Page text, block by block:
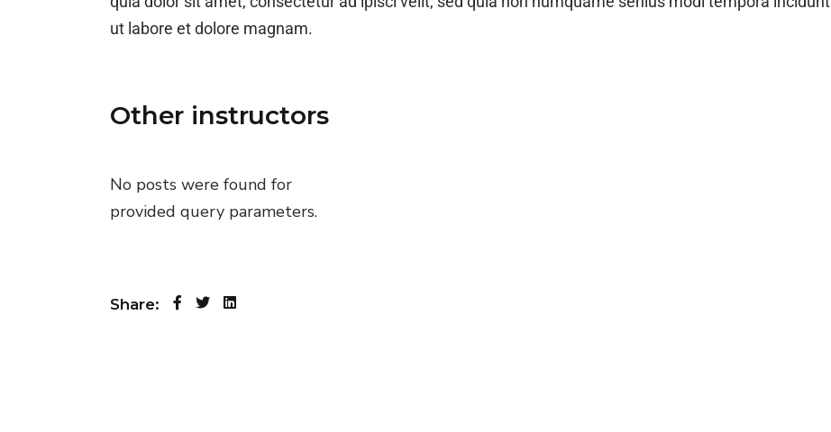
ut labore et dolore magnam.
Other instructors
No posts were found for
provided query parameters.
Share: